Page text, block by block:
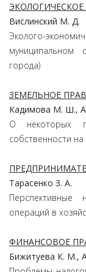
Вислинский М. Д.
Эколого-
муниципальном
города)
ЗЕМЕЛЬНОЕ
Кадимова М. Ш.,
О некоторых
собственности
Тарасенко З. А.
Перспективные
операций в
ФИНАНСОВОЕ
Бижитуева К. М.,